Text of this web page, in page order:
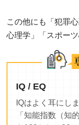
この他にも「犯罪
心理学」「スポー
IQ / EQ
IQはよく耳にし
「知能指数（知